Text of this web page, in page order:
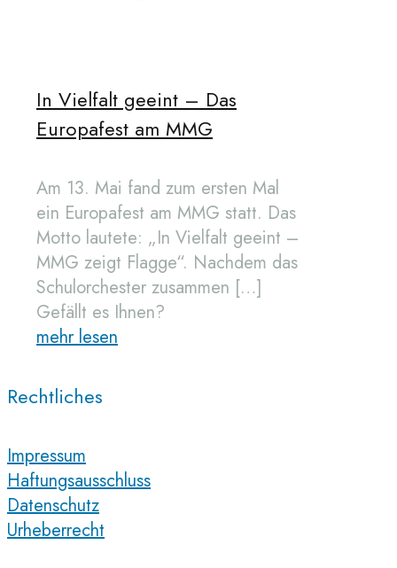
In Vielfalt geeint – Das
Europafest am MMG
Am 13. Mai fand zum ersten Mal
ein Europafest am MMG statt. Das
Motto lautete: „In Vielfalt geeint –
MMG zeigt Flagge“. Nachdem das
Schulorchester zusammen […]
Gefällt es Ihnen?
mehr lesen
Rechtliches
Impressum
Haftungsausschluss
Datenschutz
Urheberrecht